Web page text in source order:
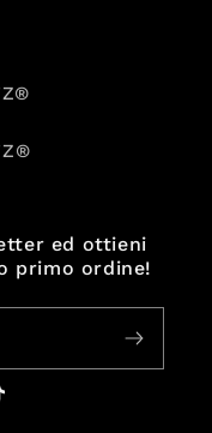
ed ottieni
primo ordine!